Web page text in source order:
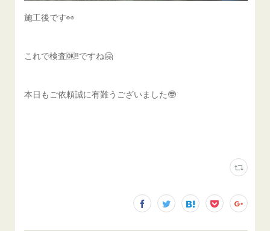
施工後です👀
これで検査🆗‼️ですね🤗
本日もご依頼誠に有難うございました🤓